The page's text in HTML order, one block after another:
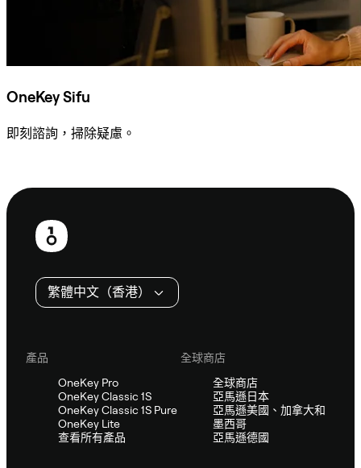
OneKey Sifu
即刻諮詢，掃除疑慮。
頁
繁體中文（香港）
產品
OneKey Pro
OneKey Classic 1S
OneKey Classic 1S Pure
OneKey Lite
查看所有產品
全球商店
全球商店
亞馬遜日本
亞馬遜美國、加拿大和
墨西哥
亞馬遜德國